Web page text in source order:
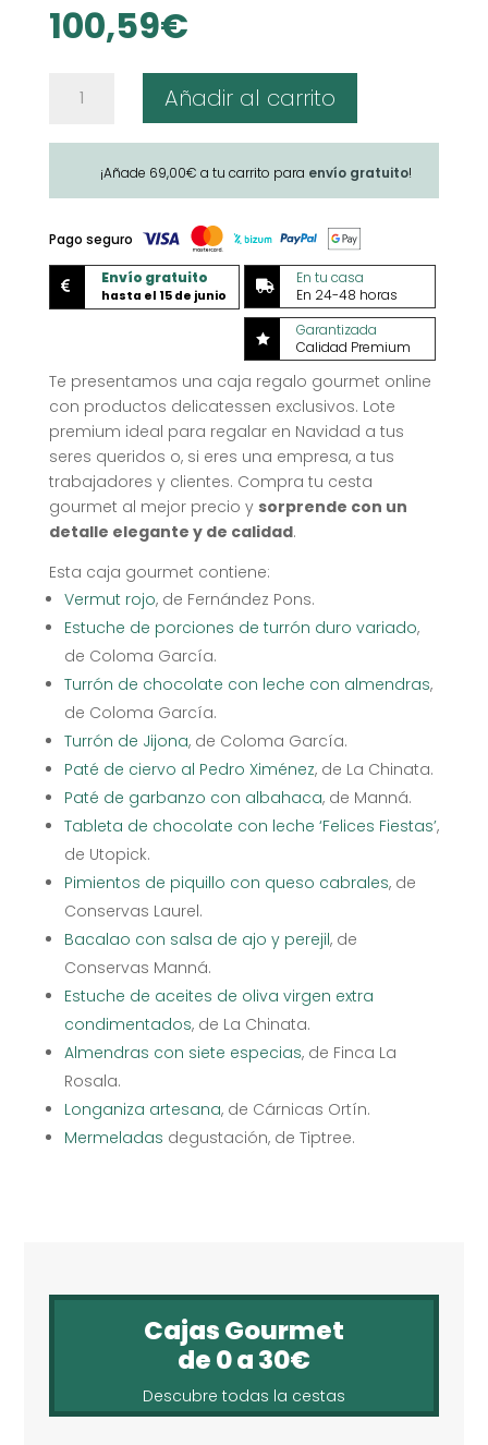
100,59€
gourmet
cantidad
Añadir al carrito
¡Añade 69,00€ a tu carrito para envío gratuito!
Pago seguro
 Envío gratuito
hasta el 15 de junio

En tu casa
En 24-48 horas

Garantizada
Calidad Premium
Te presentamos una caja regalo gourmet online
con productos delicatessen exclusivos. Lote
premium ideal para regalar en Navidad a tus
seres queridos o, si eres una empresa, a tus
trabajadores y clientes. Compra tu cesta
gourmet al mejor precio y sorprende con un
detalle elegante y de calidad.
Esta caja gourmet contiene:
Vermut rojo, de Fernández Pons.
Estuche de porciones de turrón duro variado,
de Coloma García.
Turrón de chocolate con leche con almendras,
de Coloma García.
Turrón de Jijona, de Coloma García.
Paté de ciervo al Pedro Ximénez, de La Chinata.
Paté de garbanzo con albahaca, de Manná.
Tableta de chocolate con leche ‘Felices Fiestas’,
de Utopick.
Pimientos de piquillo con queso cabrales, de
Conservas Laurel.
Bacalao con salsa de ajo y perejil, de
Conservas Manná.
Estuche de aceites de oliva virgen extra
condimentados, de La Chinata.
Almendras con siete especias, de Finca La
Rosala.
Longaniza artesana, de Cárnicas Ortín.
Mermeladas degustación, de Tiptree.
Cajas Gourmet
de 0 a 30€
Descubre todas la cestas